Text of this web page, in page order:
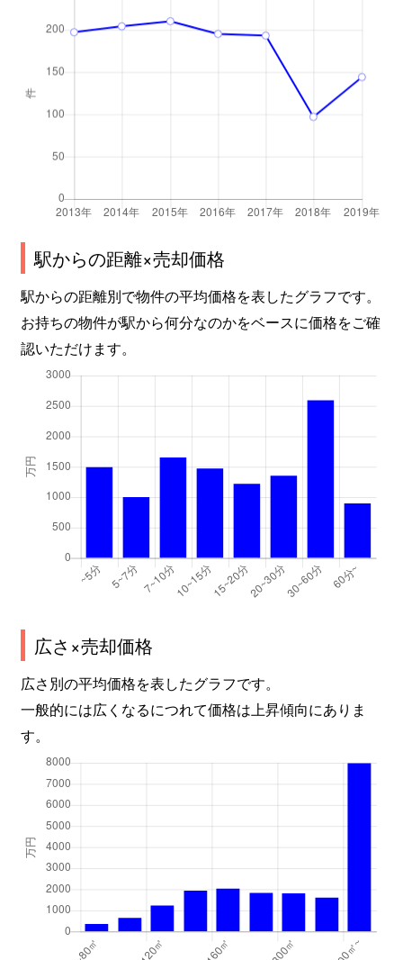
松海が丘
610万円 寺尾
小針
駅からの距離×売却価格
駅からの距離別で物件の平均価格を表したグラフです。
お持ちの物件が駅から何分なのかをベースに価格をご確
認いただけます。
広さ×売却価格
広さ別の平均価格を表したグラフです。
一般的には広くなるにつれて価格は上昇傾向にありま
す。